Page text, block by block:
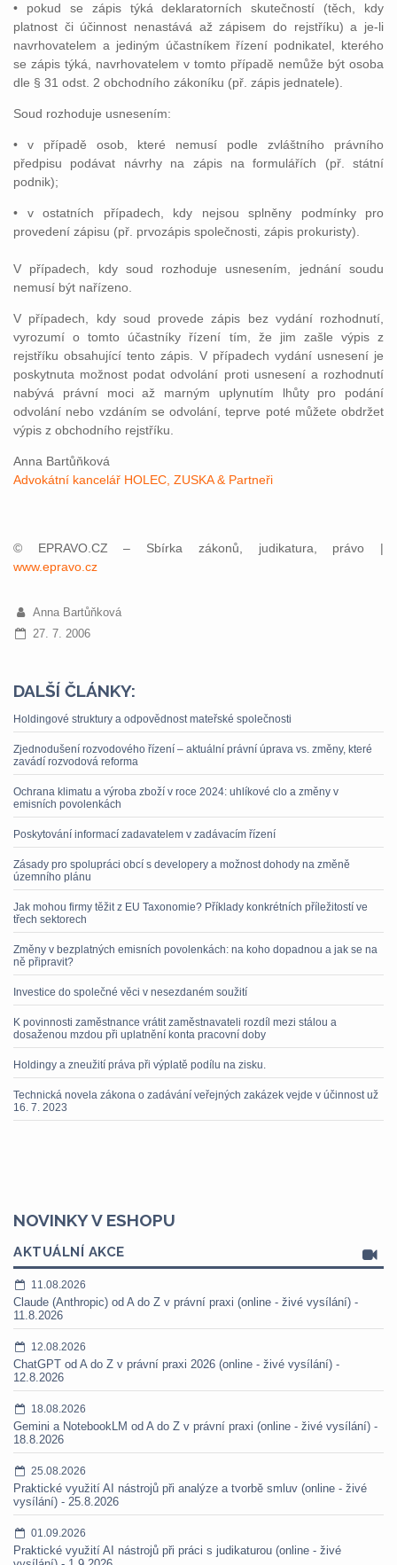
• pokud se zápis týká deklaratorních skutečností (těch, kdy
platnost či účinnost nenastává až zápisem do rejstříku) a je-li
navrhovatelem a jediným účastníkem řízení podnikatel, kterého
se zápis týká, navrhovatelem v tomto případě nemůže být osoba
dle § 31 odst. 2 obchodního zákoníku (př. zápis jednatele).
Soud rozhoduje usnesením:
• v případě osob, které nemusí podle zvláštního právního
předpisu podávat návrhy na zápis na formulářích (př. státní
podnik);
• v ostatních případech, kdy nejsou splněny podmínky pro
provedení zápisu (př. prvozápis společnosti, zápis prokuristy).
V případech, kdy soud rozhoduje usnesením, jednání soudu
nemusí být nařízeno.
V případech, kdy soud provede zápis bez vydání rozhodnutí,
vyrozumí o tomto účastníky řízení tím, že jim zašle výpis z
rejstříku obsahující tento zápis. V případech vydání usnesení je
poskytnuta možnost podat odvolání proti usnesení a rozhodnutí
nabývá právní moci až marným uplynutím lhůty pro podání
odvolání nebo vzdáním se odvolání, teprve poté můžete obdržet
výpis z obchodního rejstříku.
Anna Bartůňková
Advokátní kancelář HOLEC, ZUSKA & Partneři
© EPRAVO.CZ – Sbírka zákonů, judikatura, právo |
www.epravo.cz
Anna Bartůňková
27. 7. 2006
DALŠÍ ČLÁNKY:
Holdingové struktury a odpovědnost mateřské společnosti
Zjednodušení rozvodového řízení – aktuální právní úprava vs. změny, které
zavádí rozvodová reforma
Ochrana klimatu a výroba zboží v roce 2024: uhlíkové clo a změny v
emisních povolenkách
Poskytování informací zadavatelem v zadávacím řízení
Zásady pro spolupráci obcí s developery a možnost dohody na změně
územního plánu
Jak mohou firmy těžit z EU Taxonomie? Příklady konkrétních příležitostí ve
třech sektorech
Změny v bezplatných emisních povolenkách: na koho dopadnou a jak se na
ně připravit?
Investice do společné věci v nesezdaném soužití
K povinnosti zaměstnance vrátit zaměstnavateli rozdíl mezi stálou a
dosaženou mzdou při uplatnění konta pracovní doby
Holdingy a zneužití práva při výplatě podílu na zisku.
Technická novela zákona o zadávání veřejných zakázek vejde v účinnost už
16. 7. 2023
NOVINKY V ESHOPU
AKTUÁLNÍ AKCE
11.08.2026
Claude (Anthropic) od A do Z v právní praxi (online - živé vysílání) -
11.8.2026
12.08.2026
ChatGPT od A do Z v právní praxi 2026 (online - živé vysílání) -
12.8.2026
18.08.2026
Gemini a NotebookLM od A do Z v právní praxi (online - živé vysílání) -
18.8.2026
25.08.2026
Praktické využití AI nástrojů při analýze a tvorbě smluv (online - živé
vysílání) - 25.8.2026
01.09.2026
Praktické využití AI nástrojů při práci s judikaturou (online - živé